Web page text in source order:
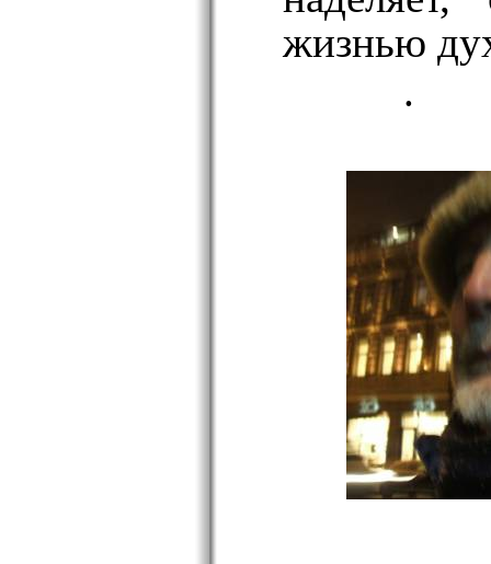
жизнью
.